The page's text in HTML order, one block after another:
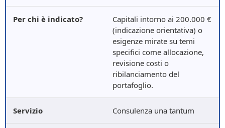
Capitali intorno ai 200.000 €
(indicazione orientativa) o
esigenze mirate su temi
specifici come allocazione,
revisione costi o
ribilanciamento del
portafoglio.
Consulenza una tantum